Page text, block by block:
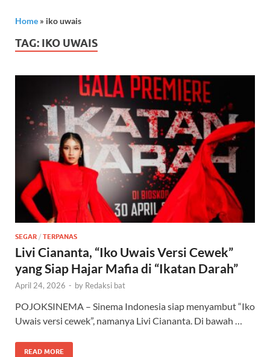
Home » iko uwais
TAG: IKO UWAIS
SEGAR / TERPANAS
Livi Ciananta, “Iko Uwais Versi Cewek”
yang Siap Hajar Mafia di “Ikatan Darah”
April 24, 2026 - by Redaksi bat
POJOKSINEMA – Sinema Indonesia siap menyambut “Iko
Uwais versi cewek”, namanya Livi Ciananta. Di bawah …
READ MORE